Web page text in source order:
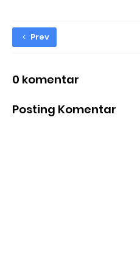
Prev
0 komentar
Posting Komentar